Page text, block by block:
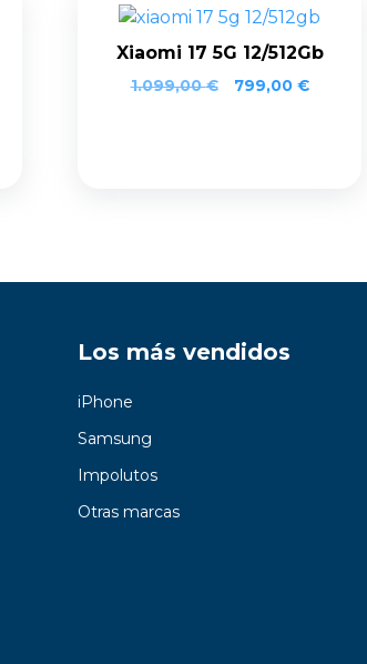
Xiaomi 17 5G 12/512Gb
1.099,00€ 799,00 €
Los más vendidos
iPhone
Samsung
Impolutos
Otras marcas